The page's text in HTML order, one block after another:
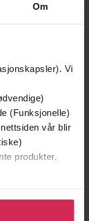
Om
Vi
(Funksjonelle)
vår blir
produkter,
til å
kan også
gang på tilbud